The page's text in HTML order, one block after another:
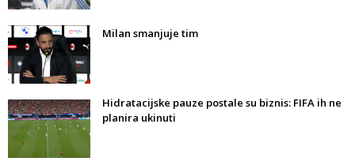
Milan smanjuje tim
Hidratacijske pauze postale su biznis: FIFA ih ne
planira ukinuti